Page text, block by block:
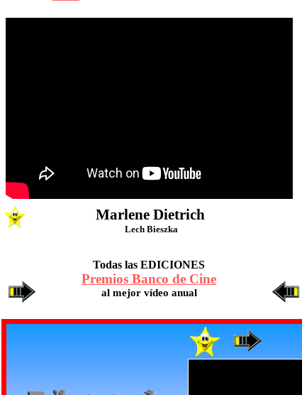
Marlene Dietrich
Lech Bieszka
Todas las EDICIONES
Premios Banco de Cine
al mejor vídeo anual